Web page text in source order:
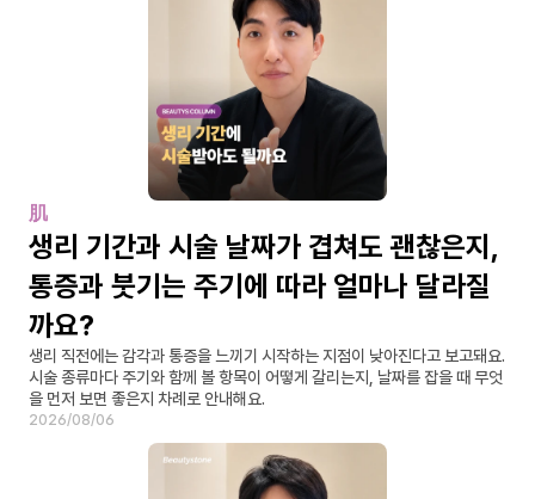
肌
생리 기간과 시술 날짜가 겹쳐도 괜찮은지,
통증과 붓기는 주기에 따라 얼마나 달라질
까요?
생리 직전에는 감각과 통증을 느끼기 시작하는 지점이 낮아진다고 보고돼요.
시술 종류마다 주기와 함께 볼 항목이 어떻게 갈리는지, 날짜를 잡을 때 무엇
을 먼저 보면 좋은지 차례로 안내해요.
2026/08/06